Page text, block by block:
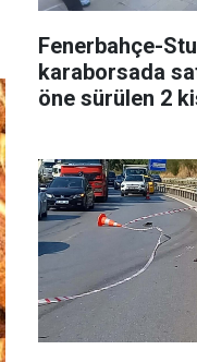
Fenerbahçe-
karaborsada
öne sürülen 2